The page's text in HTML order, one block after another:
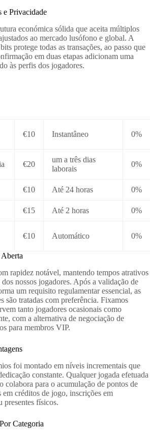
e Privacidade
económica sólida que aceita múltiplos
ao mercado lusófono e global. A
protege todas as transações, ao passo que
em duas etapas adicionam uma
às perfis dos jogadores.
€10 Instantâneo 0%
€20
um a três dias
laborais
0%
€10 Até 24 horas 0%
€15 Até 2 horas 0%
€10 Automático 0%
rapidez notável, mantendo tempos atrativos
nossos jogadores. Após a validação de
um requisito regulamentar essencial, as
são tratadas com preferência. Fixamos
tanto jogadores ocasionais como
com a alternativa de negociação de
para membros VIP.
foi montado em níveis incrementais que
constante. Qualquer jogada efetuada
colabora para o acumulação de pontos de
créditos de jogo, inscrições em
presentes físicos.
Categoria